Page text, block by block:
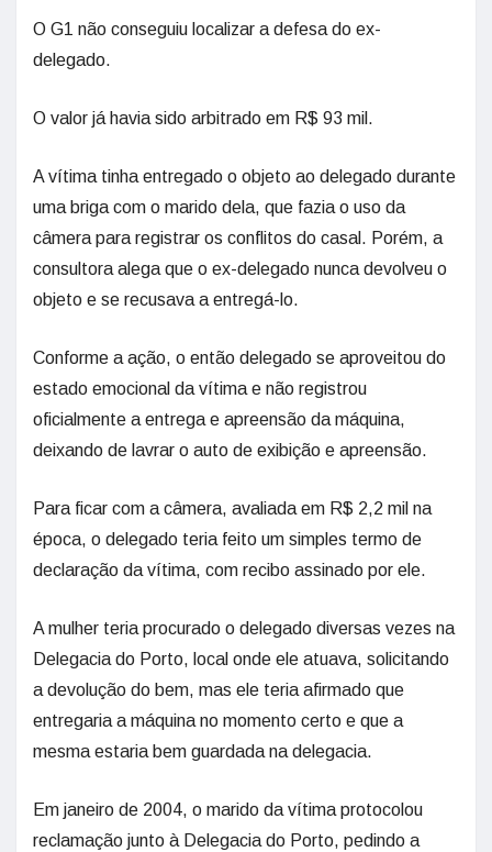
O G1 não conseguiu localizar a defesa do ex-
delegado.
O valor já havia sido arbitrado em R$ 93 mil.
A vítima tinha entregado o objeto ao delegado durante
uma briga com o marido dela, que fazia o uso da
câmera para registrar os conflitos do casal. Porém, a
consultora alega que o ex-delegado nunca devolveu o
objeto e se recusava a entregá-lo.
Conforme a ação, o então delegado se aproveitou do
estado emocional da vítima e não registrou
oficialmente a entrega e apreensão da máquina,
deixando de lavrar o auto de exibição e apreensão.
Para ficar com a câmera, avaliada em R$ 2,2 mil na
época, o delegado teria feito um simples termo de
declaração da vítima, com recibo assinado por ele.
A mulher teria procurado o delegado diversas vezes na
Delegacia do Porto, local onde ele atuava, solicitando
a devolução do bem, mas ele teria afirmado que
entregaria a máquina no momento certo e que a
mesma estaria bem guardada na delegacia.
Em janeiro de 2004, o marido da vítima protocolou
reclamação junto à Delegacia do Porto, pedindo a